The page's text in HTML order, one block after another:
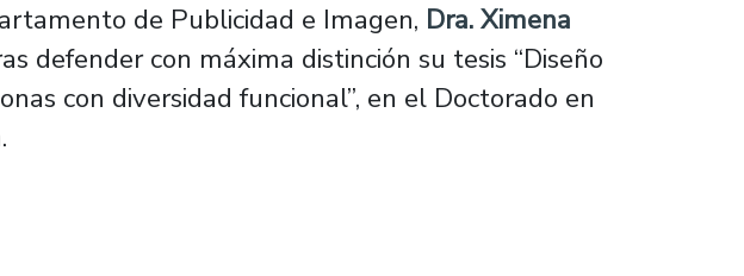
de Publicidad e Imagen, Dra. Ximena
defender con máxima distinción su tesis “Diseño
con diversidad funcional”, en el Doctorado en
inclusivo y emergente en la disciplina